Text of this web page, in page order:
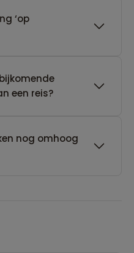
‘op
een reis?
nog omhoog